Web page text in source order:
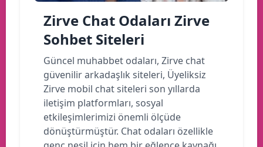
Zirve Chat Odaları Zirve
Sohbet Siteleri
Güncel muhabbet odaları, Zirve chat
güvenilir arkadaşlık siteleri, Üyeliksiz
Zirve mobil chat siteleri son yıllarda
iletişim platformları, sosyal
etkileşimlerimizi önemli ölçüde
dönüştürmüştür. Chat odaları özellikle